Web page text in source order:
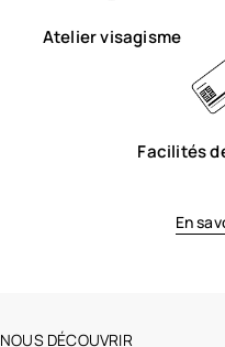
Atelier visagisme
Facilités
En
NOUS DÉCOUVRIR